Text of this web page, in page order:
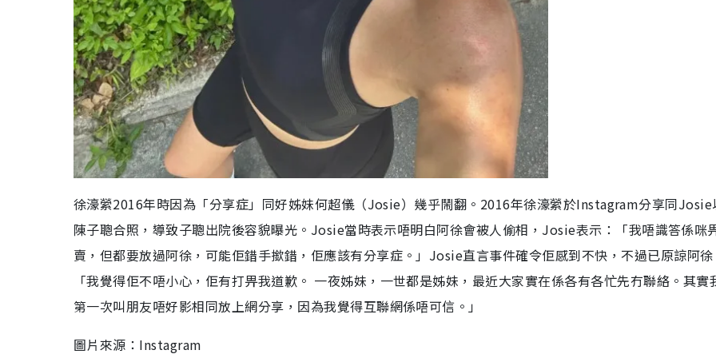
徐濠縈2016年時因為「分享症」同好姊妹何超儀（Josie）幾乎鬧翻。2016年徐濠縈於Instagram分享同Josie
陳子聰合照，導致子聰出院後容貌曝光。Josie當時表示唔明白阿徐會被人偷相，Josie表示：「我唔識答係咪
賣，但都要放過阿徐，可能佢錯手撳錯，佢應該有分享症。」Josie直言事件確令佢感到不快，不過已原諒阿徐
「我覺得佢不唔小心，佢有打畀我道歉。 一夜姊妹，一世都是姊妹，最近大家實在係各有各忙先冇聯絡。其實
第一次叫朋友唔好影相同放上網分享，因為我覺得互聯網係唔可信。」
圖片來源：Instagram